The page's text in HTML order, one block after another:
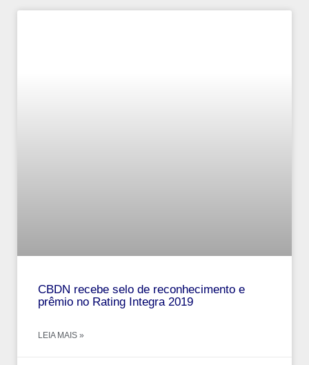
CBDN recebe selo de reconhecimento e
prêmio no Rating Integra 2019
LEIA MAIS »